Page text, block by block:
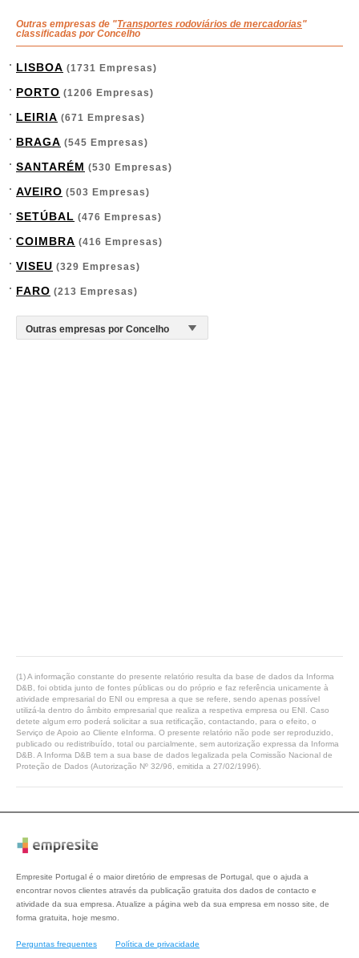
Outras empresas de "Transportes rodoviários de mercadorias"
classificadas por Concelho
LISBOA (1731 Empresas)
PORTO (1206 Empresas)
LEIRIA (671 Empresas)
BRAGA (545 Empresas)
SANTARÉM (530 Empresas)
AVEIRO (503 Empresas)
SETÚBAL (476 Empresas)
COIMBRA (416 Empresas)
VISEU (329 Empresas)
FARO (213 Empresas)
(1) A informação constante do presente relatório resulta da base de dados da Informa
D&B, foi obtida junto de fontes públicas ou do próprio e faz referência unicamente à
atividade empresarial do ENI ou empresa a que se refere, sendo apenas possível
utilizá-la dentro do âmbito empresarial que realiza a respetiva empresa ou ENI. Caso
detete algum erro poderá solicitar a sua retificação, contactando, para o efeito, o
Serviço de Apoio ao Cliente eInforma. O presente relatório não pode ser reproduzido,
publicado ou redistribuído, total ou parcialmente, sem autorização expressa da Informa
D&B. A Informa D&B tem a sua base de dados legalizada pela Comissão Nacional de
Proteção de Dados (Autorização Nº 32/96, emitida a 27/02/1996).
Empresite Portugal é o maior diretório de empresas de Portugal, que o ajuda a
encontrar novos clientes através da publicação gratuita dos dados de contacto e
atividade da sua empresa. Atualize a página web da sua empresa em nosso site, de
forma gratuita, hoje mesmo.
Perguntas frequentes Política de privacidade